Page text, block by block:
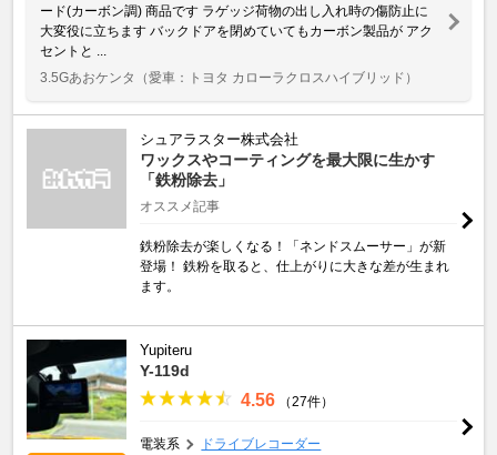
ード(カーボン調) 商品です ラゲッジ荷物の出し入れ時の傷防止に
大変役に立ちます バックドアを閉めていてもカーボン製品が アク
セントと ...
3.5Gあおケンタ
（愛車：トヨタ カローラクロスハイブリッド）
シュアラスター株式会社
ワックスやコーティングを最大限に生かす
「鉄粉除去」
オススメ記事
鉄粉除去が楽しくなる！「ネンドスムーサー」が新
登場！ 鉄粉を取ると、仕上がりに大きな差が生まれ
ます。
Yupiteru
Y-119d
4.56 （27件）
電装系 ドライブレコーダー